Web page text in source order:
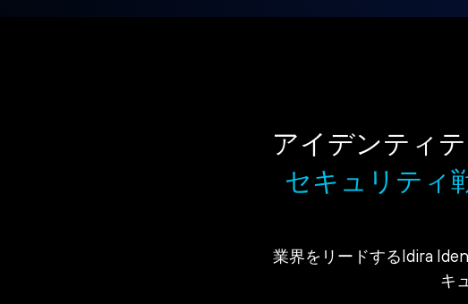
アイデンティ
セキュリティ
業界をリードするIdira
キ